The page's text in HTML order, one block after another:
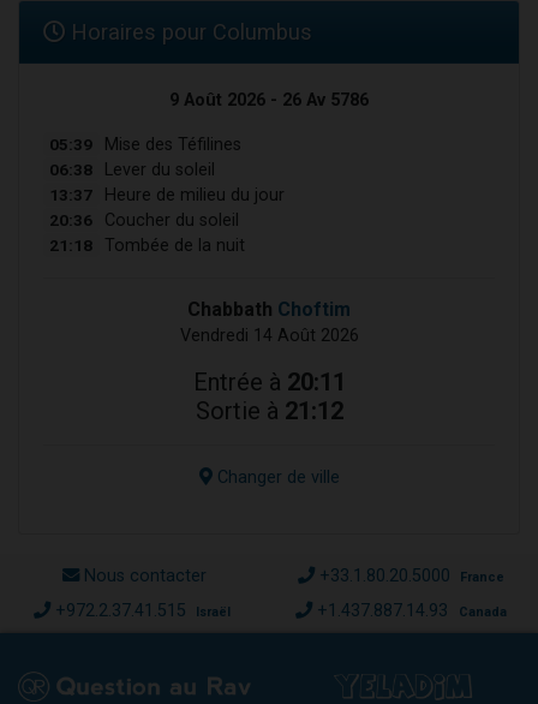
Horaires pour Columbus
9 Août 2026 - 26 Av 5786
05:39 Mise des Téfilines
06:38 Lever du soleil
13:37 Heure de milieu du jour
20:36 Coucher du soleil
21:18 Tombée de la nuit
Chabbath Choftim
Vendredi 14 Août 2026
Entrée à 20:11
Sortie à 21:12
Changer de ville
Nous contacter +33.1.80.20.5000 France
+972.2.37.41.515 Israël +1.437.887.14.93 Canada